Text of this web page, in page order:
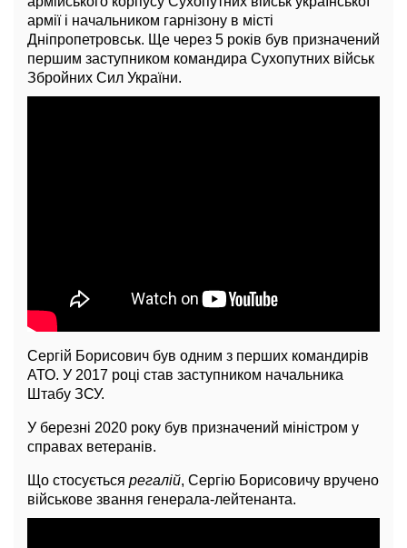
армії і начальником гарнізону в місті
Дніпропетровськ. Ще через 5 років був призначений
першим заступником командира Сухопутних військ
Збройних Сил України.
Сергій Борисович був одним з перших командирів
АТО. У 2017 році став заступником начальника
Штабу ЗСУ.
У березні 2020 року був призначений міністром у
справах ветеранів.
Що стосується регалій, Сергію Борисовичу вручено
військове звання генерала-лейтенанта.